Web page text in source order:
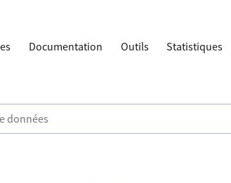
Documentation Outils Statistiques